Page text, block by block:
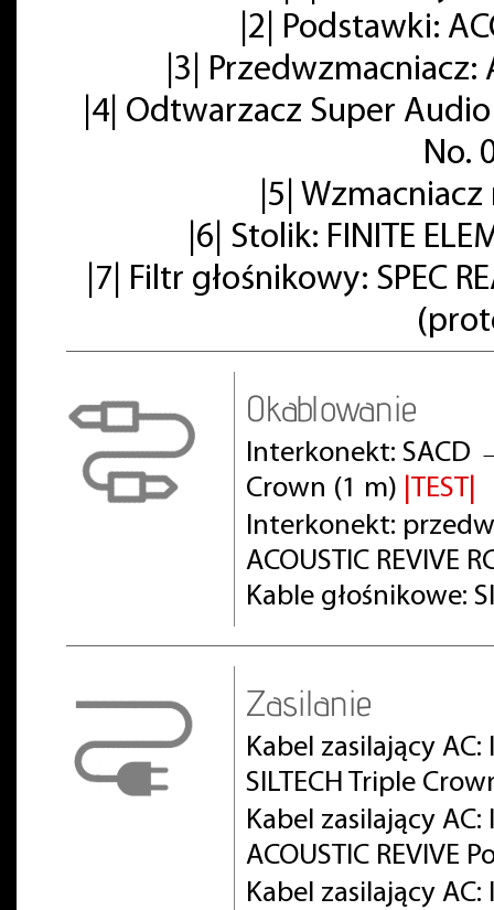
|2| Podstawki:
|3| Przedwzmacniacz:
|4| Odtwarzacz Super
No.
|5|
|6| Stolik: FINITE
|7| Filtr głośnikowy: SPEC
Okablowanie
Interkonekt: SACD
Crown (1 m)
|TEST|
Interkonekt:
ACOUSTIC REVIVE
Kable głośnikowe:
Zasilanie
Kabel zasilający
SILTECH Triple
Kabel zasilający
ACOUSTIC REVIVE
Kabel zasilający